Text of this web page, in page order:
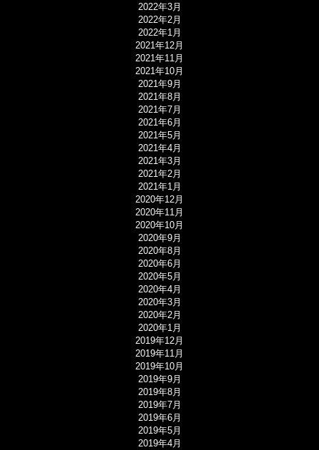
2022年3月
2022年2月
2022年1月
2021年12月
2021年11月
2021年10月
2021年9月
2021年8月
2021年7月
2021年6月
2021年5月
2021年4月
2021年3月
2021年2月
2021年1月
2020年12月
2020年11月
2020年10月
2020年9月
2020年8月
2020年6月
2020年5月
2020年4月
2020年3月
2020年2月
2020年1月
2019年12月
2019年11月
2019年10月
2019年9月
2019年8月
2019年7月
2019年6月
2019年5月
2019年4月